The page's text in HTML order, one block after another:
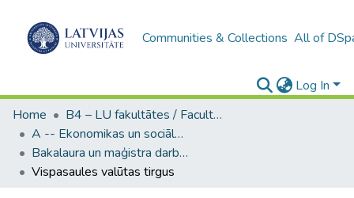
Communities & Collections All of
Log In
Home
B4 – LU fakultātes / Faculties of the UL
A -- Ekonomikas un sociālo zinātņu fakultāte / Faculty of Economics and Social Sciences
Bakalaura un maģistra darbi (ESZF) / Bachelor's and Master's theses
Vispasaules valūtas tirgus